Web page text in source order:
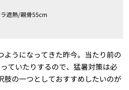
遮熱/親骨55cm
ようになってきた昨今。当たり前の
ていたりするので、猛暑対策は必
肢の一つとしておすすめしたいのが